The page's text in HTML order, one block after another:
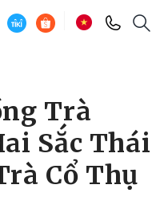
Trà
Sắc Thái
Cổ Thụ